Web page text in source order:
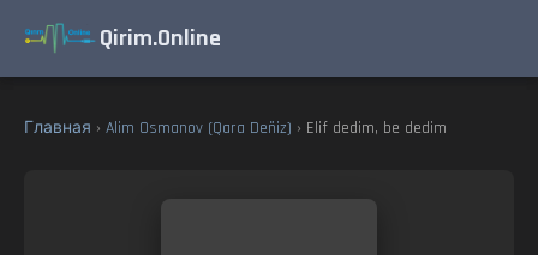
Qirim.Online
Главная › Alim Osmanov (Qara Deñiz) › Elif dedim, be dedim